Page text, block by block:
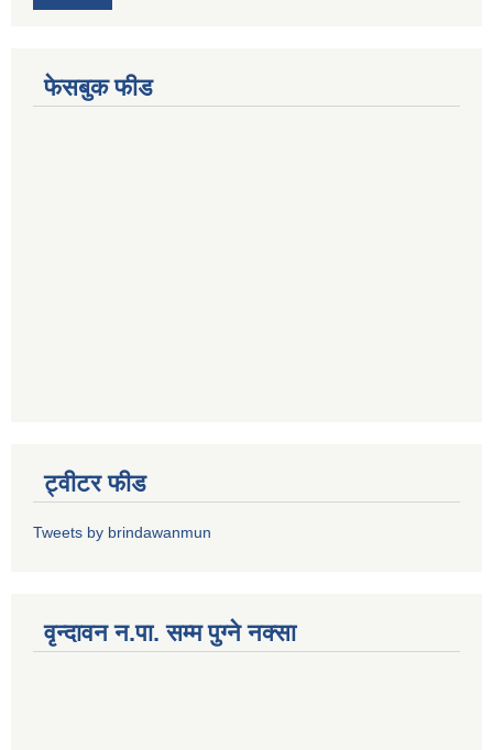
फेसबुक फीड
ट्वीटर फीड
Tweets by brindawanmun
वृन्दावन न.पा. सम्म पुग्ने नक्सा